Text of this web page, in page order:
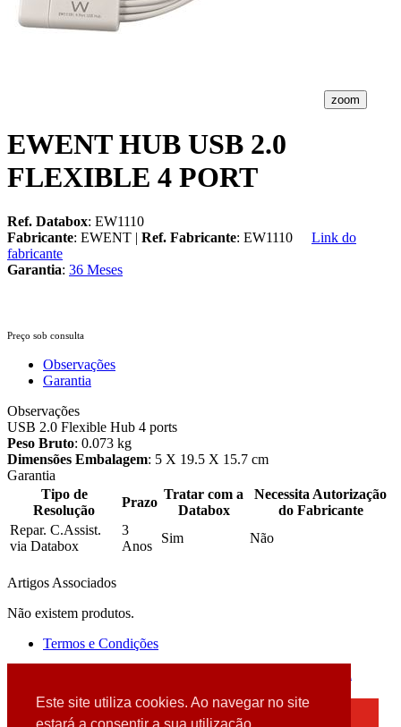
Este site utiliza cookies. Ao navegar no site
estará a consentir a sua utilização.
zoom
EWENT HUB USB 2.0
FLEXIBLE 4 PORT
Ref. Databox: EW1110
Fabricante: EWENT | Ref. Fabricante: EW1110
Link do
fabricante
Garantia: 36 Meses
Preço sob consulta
Observações
Garantia
Observações
USB 2.0 Flexible Hub 4 ports
Peso Bruto: 0.073 kg
Dimensões Embalagem: 5 X 19.5 X 15.7 cm
Garantia
Tipo de
Resolução
Prazo
Tratar com a
Databox
Necessita Autorização
do Fabricante
Repar. C.Assist.
via Databox
3
Anos
Sim Não
Artigos Associados
Não existem produtos.
Termos e Condições